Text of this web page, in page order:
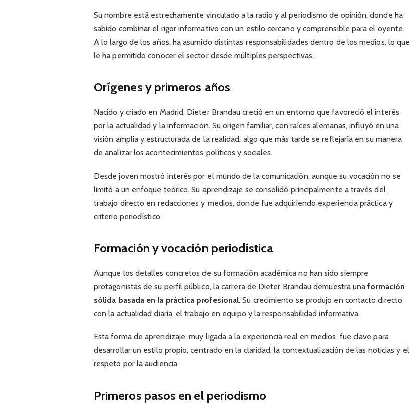
Su nombre está estrechamente vinculado a la radio y al periodismo de opinión, donde ha
sabido combinar el rigor informativo con un estilo cercano y comprensible para el oyente.
A lo largo de los años, ha asumido distintas responsabilidades dentro de los medios, lo que
le ha permitido conocer el sector desde múltiples perspectivas.
Orígenes y primeros años
Nacido y criado en Madrid, Dieter Brandau creció en un entorno que favoreció el interés
por la actualidad y la información. Su origen familiar, con raíces alemanas, influyó en una
visión amplia y estructurada de la realidad, algo que más tarde se reflejaría en su manera
de analizar los acontecimientos políticos y sociales.
Desde joven mostró interés por el mundo de la comunicación, aunque su vocación no se
limitó a un enfoque teórico. Su aprendizaje se consolidó principalmente a través del
trabajo directo en redacciones y medios, donde fue adquiriendo experiencia práctica y
criterio periodístico.
Formación y vocación periodística
Aunque los detalles concretos de su formación académica no han sido siempre
protagonistas de su perfil público, la carrera de Dieter Brandau demuestra unaformación
sólida basada en la práctica profesional. Su crecimiento se produjo en contacto directo
con la actualidad diaria, el trabajo en equipo y la responsabilidad informativa.
Esta forma de aprendizaje, muy ligada a la experiencia real en medios, fue clave para
desarrollar un estilo propio, centrado en la claridad, la contextualización de las noticias y el
respeto por la audiencia.
Primeros pasos en el periodismo